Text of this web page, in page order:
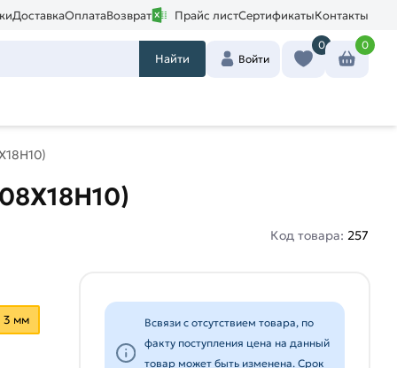
ДоставкаОплатаВозврат Прайс листСертификатыКонтакты
Найти Войти
0 0
Код товара: 257
3 мм
Всвязи с отсутствием товара, по
факту поступления цена на данный
товар может быть изменена. Срок